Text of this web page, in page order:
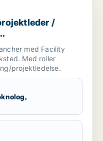
/ produktionsteknolog /
/
med Facility
Med roller
projektledelse.